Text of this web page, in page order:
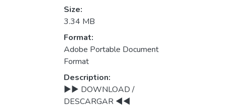
Size:
3.34 MB
Format:
Adobe Portable Document
Format
Description:
►► DOWNLOAD /
DESCARGAR ◄◄